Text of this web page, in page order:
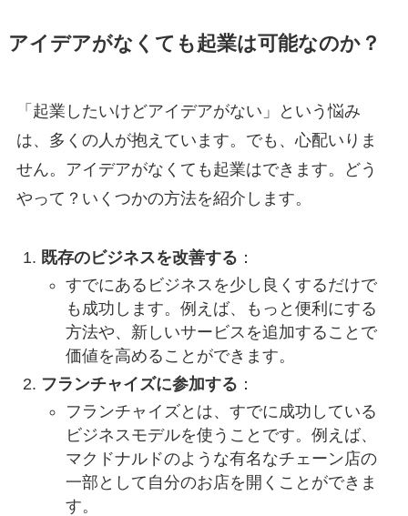
アイデアがなくても起業は可能なのか？
「起業したいけどアイデアがない」という悩み
は、多くの人が抱えています。でも、心配いりま
せん。アイデアがなくても起業はできます。どう
やって？いくつかの方法を紹介します。
既存のビジネスを改善する ：
すでにあるビジネスを少し良くするだけで
も成功します。例えば、もっと便利にする
方法や、新しいサービスを追加することで
価値を高めることができます。
フランチャイズに参加する ：
フランチャイズとは、すでに成功している
ビジネスモデルを使うことです。例えば、
マクドナルドのような有名なチェーン店の
一部として自分のお店を開くことができま
す。